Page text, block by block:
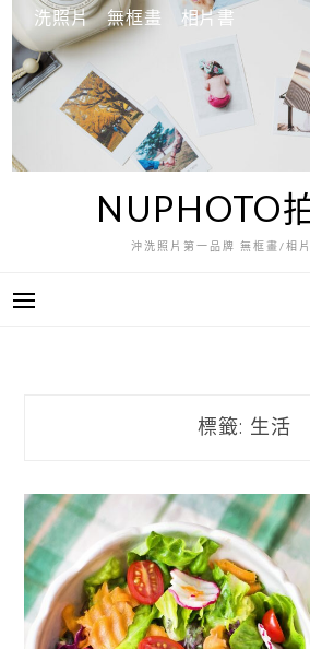
至
主
要
容
洗照片 無框畫 相片書
NUPHOTO
沖洗照片第一品牌 無框畫/相
標籤: 生活